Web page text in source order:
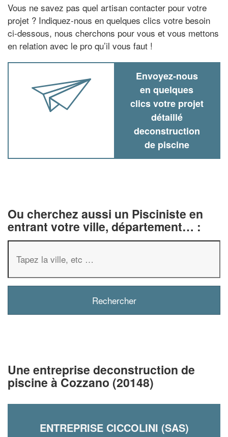
Vous ne savez pas quel artisan contacter pour votre
projet ? Indiquez-nous en quelques clics votre besoin
ci-dessous, nous cherchons pour vous et vous mettons
en relation avec le pro qu’il vous faut !
Envoyez-nous
en quelques
clics votre projet
détaillé
deconstruction
de piscine
Ou cherchez aussi un Pisciniste en
entrant votre ville, département… :
Une entreprise deconstruction de
piscine à Cozzano (20148)
ENTREPRISE CICCOLINI (SAS)
✕
Vous êtes un
vosmargestout en
nouveaux clients
En savoir